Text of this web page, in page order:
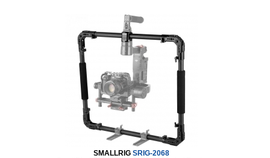
SMALLRIG SRIG-2068